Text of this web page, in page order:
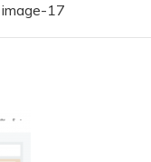
image-17